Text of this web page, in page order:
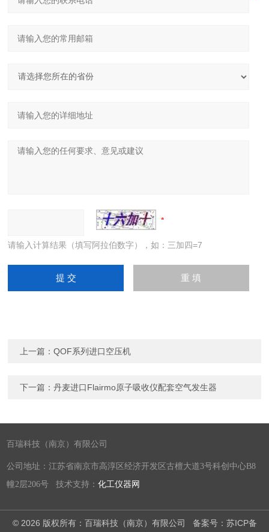
请输入计算结果（填写阿拉伯数字），如：三加四=7
上一篇：QOF系列进口空压机
下一篇：丹麦进口Flairmo原子吸收仪配套空气发生器
百瑞科技（南京）有限公司
公司地址：江苏省南京市高淳区经济开发区古檀大道3号科创中心B8
幢2层206号 技术支持：化工仪器网
© 2026 版权所有：百瑞科技（南京）有限公司 备案号：苏ICP备